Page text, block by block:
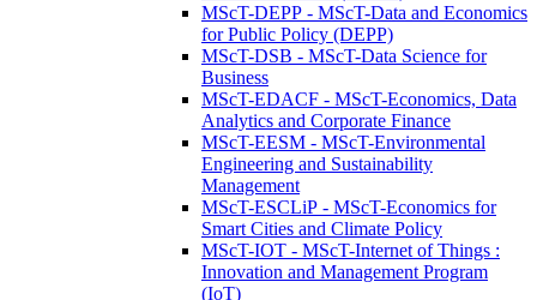
MScT-DEPP - MScT-Data and Economics
for Public Policy (DEPP)
MScT-DSB - MScT-Data Science for
Business
MScT-EDACF - MScT-Economics, Data
Analytics and Corporate Finance
MScT-EESM - MScT-Environmental
Engineering and Sustainability
Management
MScT-ESCLiP - MScT-Economics for
Smart Cities and Climate Policy
MScT-IOT - MScT-Internet of Things :
Innovation and Management Program
(IoT)